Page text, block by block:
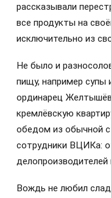
рассказывали
все продукты на
исключительно из
Не было и
пищу, например супы
ординарец
кремлёвскую
обедом из обычной
сотрудники ВЦИКа:
делопроизводителей
Вождь не любил